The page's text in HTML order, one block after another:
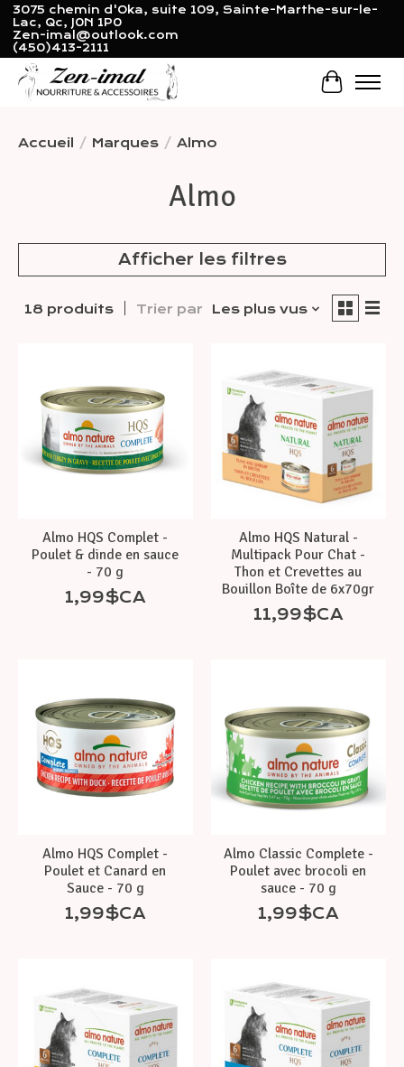
3075 chemin d'Oka, suite 109, Sainte-Marthe-sur-le-
Lac, Qc, J0N 1P0
Zen-imal@outlook.com
(450)413-2111
Panier
Accueil / Marques / Almo
Almo
Afficher les filtres
18 produits Trier par Les plus vus
Almo HQS Complet -
Poulet & dinde en sauce
- 70 g
1,99$CA
Almo HQS Natural -
Multipack Pour Chat -
Thon et Crevettes au
Bouillon Boîte de 6x70gr
11,99$CA
Almo HQS Complet -
Poulet et Canard en
Sauce - 70 g
1,99$CA
Almo Classic Complete -
Poulet avec brocoli en
sauce - 70 g
1,99$CA